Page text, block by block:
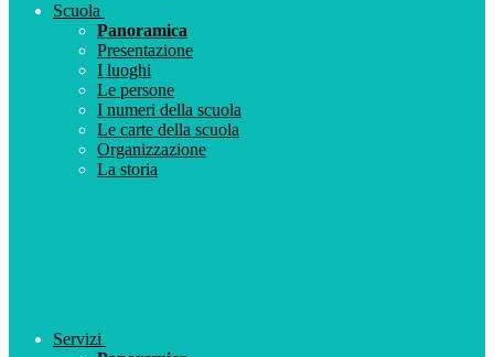
Scuola
Panoramica
Presentazione
I luoghi
Le persone
I numeri della scuola
Le carte della scuola
Organizzazione
La storia
Servizi